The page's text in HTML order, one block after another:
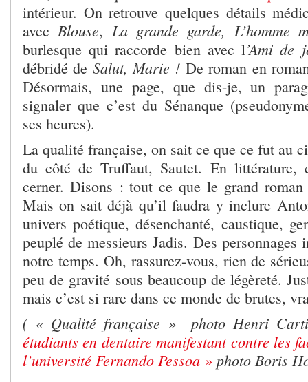
intérieur. On retrouve quelques détails
avecBlouse, La grande garde, L’homme
burlesque qui raccorde bien avec l’Ami de
débridé de Salut, Marie ! De roman en
Désormais, une page, que dis-je, un
signaler que c’est du Sénanque
ses heures).
La qualité française, on sait ce que ce fut au
du côté de Truffaut, Sautet. En littérature,
cerner. Disons : tout ce que le grand roman
Mais on sait déjà qu’il faudra y inclure
univers poétique, désenchanté, caustique,
peuplé de messieurs Jadis. Des personnages
notre temps. Oh, rassurez-vous, rien de
peu de gravité sous beaucoup de légèreté.
mais c’est si rare dans ce monde de brutes,
( « Qualité française » photo Henri
étudiants en dentaire manifestant contre les
l’université Fernando Pessoa » photo Boris